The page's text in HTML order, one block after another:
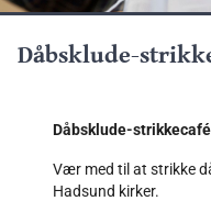
Dåbsklude-
Dåbsklude-
Vær med til at strikke
Hadsund kirker.